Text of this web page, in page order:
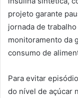
projeto garante
jornada de
monitoramento da
consumo de
Para evitar
do nível de açúcar